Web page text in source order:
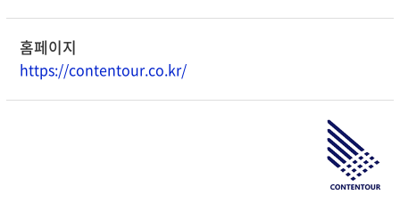
홈페이지
https://contentour.co.kr/